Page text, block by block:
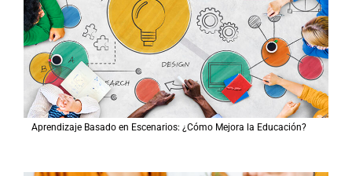
Aprendizaje Basado en Escenarios: ¿Cómo Mejora la Educación?